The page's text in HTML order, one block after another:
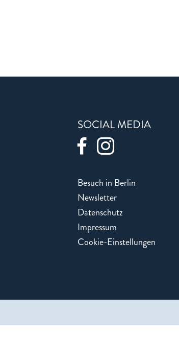
SOCIAL MEDIA
Besuch in Berlin
Newsletter
Datenschutz
Impressum
Cookie-Einstellungen